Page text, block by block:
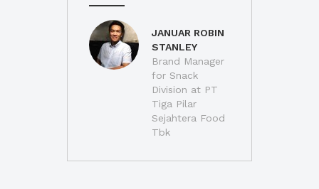
JANUAR ROBIN
STANLEY
Brand Manager
for Snack
Division at PT
Tiga Pilar
Sejahtera Food
Tbk